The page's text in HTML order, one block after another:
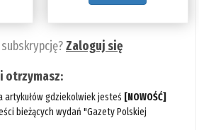
Zaloguj się
otrzymasz:
artykułów gdziekolwiek jesteś [NOWOŚĆ]
bieżących wydań "Gazety Polskiej